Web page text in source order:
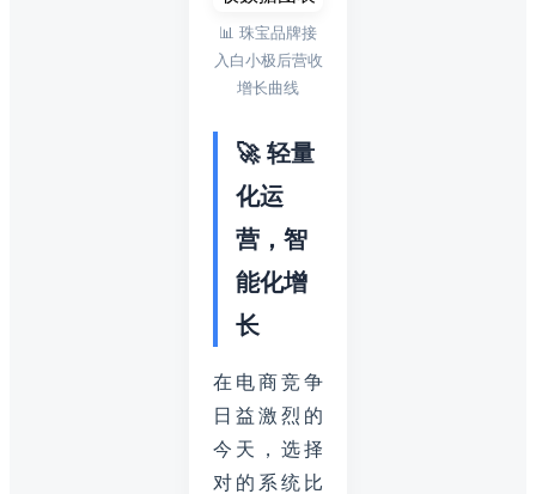
📊 珠宝品牌接
入白小极后营收
增长曲线
🚀 轻量
化运
营，智
能化增
长
在电商竞争
日益激烈的
今天，选择
对的系统比